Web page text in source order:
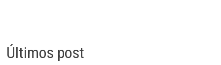
Últimos post